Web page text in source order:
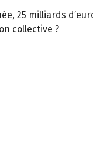
25 milliards
collective ?